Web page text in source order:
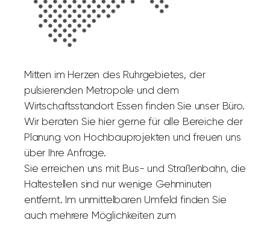
Mitten im Herzen des Ruhrgebietes, der
pulsierenden Metropole und dem
Wirtschaftsstandort Essen finden Sie unser Büro.
Wir beraten Sie hier gerne für alle Bereiche der
Planung von Hochbauprojekten und freuen uns
über Ihre Anfrage.
Sie erreichen uns mit Bus- und Straßenbahn, die
Haltestellen sind nur wenige Gehminuten
entfernt. Im unmittelbaren Umfeld finden Sie
auch mehrere Möglichkeiten zum